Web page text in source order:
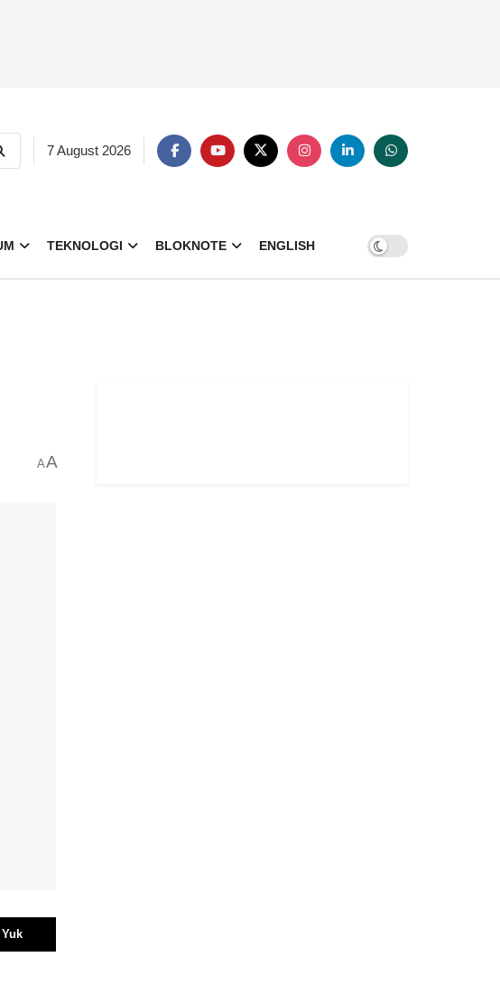
7 August 2026
TEKNOLOGI BLOKNOTE ENGLISH
AA